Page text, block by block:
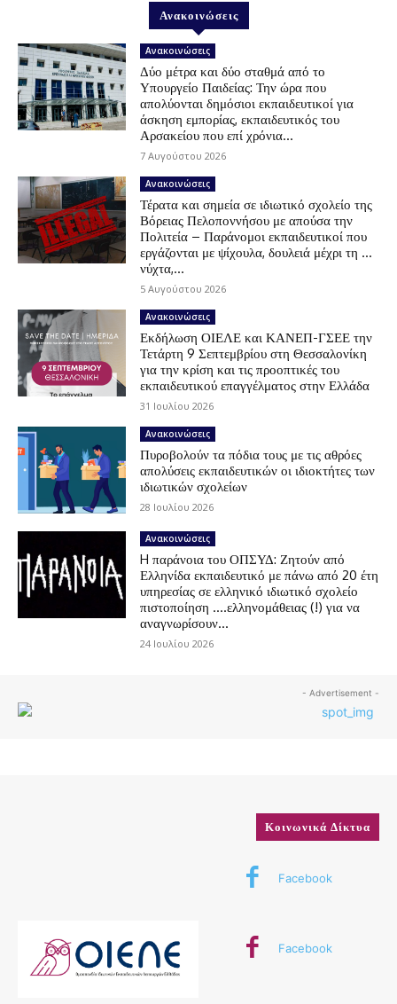
Ανακοινώσεις
Ανακοινώσεις
Δύο μέτρα και δύο σταθμά από το
Υπουργείο Παιδείας: Την ώρα που
απολύονται δημόσιοι εκπαιδευτικοί για
άσκηση εμπορίας, εκπαιδευτικός του
Αρσακείου που επί χρόνια...
7 Αυγούστου 2026
Ανακοινώσεις
Τέρατα και σημεία σε ιδιωτικό σχολείο της
Βόρειας Πελοποννήσου με απούσα την
Πολιτεία – Παράνομοι εκπαιδευτικοί που
εργάζονται με ψίχουλα, δουλειά μέχρι τη …
νύχτα,...
5 Αυγούστου 2026
Ανακοινώσεις
Εκδήλωση ΟΙΕΛΕ και ΚΑΝΕΠ-ΓΣΕΕ την
Τετάρτη 9 Σεπτεμβρίου στη Θεσσαλονίκη
για την κρίση και τις προοπτικές του
εκπαιδευτικού επαγγέλματος στην Ελλάδα
31 Ιουλίου 2026
Ανακοινώσεις
Πυροβολούν τα πόδια τους με τις αθρόες
απολύσεις εκπαιδευτικών οι ιδιοκτήτες των
ιδιωτικών σχολείων
28 Ιουλίου 2026
Ανακοινώσεις
H παράνοια του ΟΠΣΥΔ: Ζητούν από
Ελληνίδα εκπαιδευτικό με πάνω από 20 έτη
υπηρεσίας σε ελληνικό ιδιωτικό σχολείο
πιστοποίηση ….ελληνομάθειας (!) για να
αναγνωρίσουν...
24 Ιουλίου 2026
- Advertisement -
Κοινωνικά Δίκτυα
Facebook
Facebook